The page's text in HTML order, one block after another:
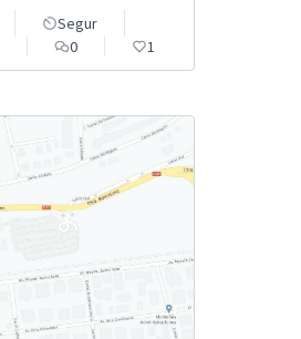
Segur
0 1